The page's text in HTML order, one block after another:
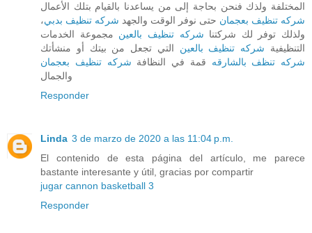
المختلفة ولذك فنحن بحاجة إلى من يساعدنا بالقيام بتلك الأعمال
شركه تنظيف بعجمان حتى نوفر الوقت والجهد شركه تنظيف بدبي،
ولذلك توفر لك شركتنا شركه تنظيف بالعين مجموعة الخدمات
التنظيفية شركه تنظيف بالعين التي تجعل من بيتك أو منشأتك
شركه تنظف بالشارقه قمة في النظافة شركه تنظيف بعجمان
والجمال
Responder
Linda 3 de marzo de 2020 a las 11:04 p.m.
El contenido de esta página del artículo, me parece
bastante interesante y útil, gracias por compartir
jugar cannon basketball 3
Responder